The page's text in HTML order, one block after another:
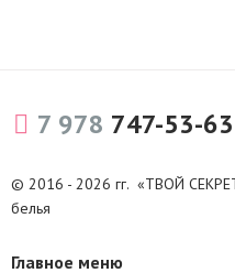
7 978 747-53-63
© 2016 - 2026 гг. «ТВОЙ
белья
Главное меню